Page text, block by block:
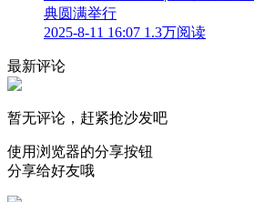
典圆满举行
2025-8-11 16:07 1.3万阅读
最新评论
暂无评论，赶紧抢沙发吧
使用浏览器的分享按钮
分享给好友哦